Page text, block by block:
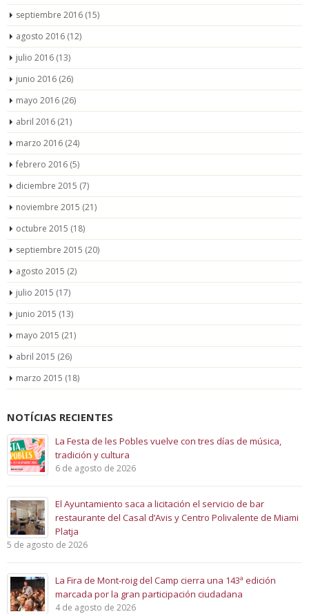
septiembre 2016 (15)
agosto 2016 (12)
julio 2016 (13)
junio 2016 (26)
mayo 2016 (26)
abril 2016 (21)
marzo 2016 (24)
febrero 2016 (5)
diciembre 2015 (7)
noviembre 2015 (21)
octubre 2015 (18)
septiembre 2015 (20)
agosto 2015 (2)
julio 2015 (17)
junio 2015 (13)
mayo 2015 (21)
abril 2015 (26)
marzo 2015 (18)
NOTÍCIAS RECIENTES
La Festa de les Pobles vuelve con tres días de música,
tradición y cultura
6 de agosto de 2026
El Ayuntamiento saca a licitación el servicio de bar
restaurante del Casal d’Avis y Centro Polivalente de Miami
Platja
5 de agosto de 2026
La Fira de Mont-roig del Camp cierra una 143ª edición
marcada por la gran participación ciudadana
4 de agosto de 2026